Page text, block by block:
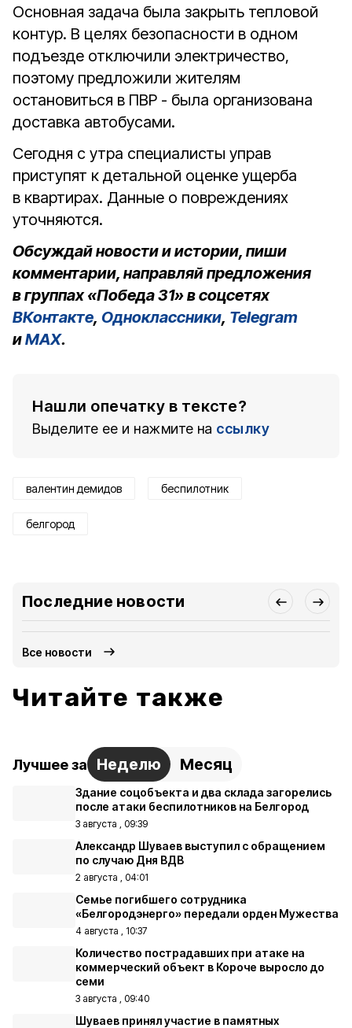
Основная задача была закрыть тепловой
контур. В целях безопасности в одном
подъезде отключили электричество,
поэтому предложили жителям
остановиться в ПВР - была организована
доставка автобусами.
Сегодня с утра специалисты управ
приступят к детальной оценке ущерба
в квартирах. Данные о повреждениях
уточняются.
Обсуждай новости и истории, пиши
комментарии, направляй предложения
в группах «Победа 31» в соцсетях
ВКонтакте, Одноклассники, Telegram
иMAX.
Нашли опечатку в тексте?
Выделите ее и нажмите на ссылку
валентин демидов беспилотник
белгород
Последние новости
Все новости
Читайте также
Лучшее за Неделю Месяц
Здание соцобъекта и два склада загорелись
после атаки беспилотников на Белгород
3 августа , 09:39
Александр Шуваев выступил с обращением
по случаю Дня ВДВ
2 августа , 04:01
Семье погибшего сотрудника
«Белгородэнерго» передали орден Мужества
4 августа , 10:37
Количество пострадавших при атаке на
коммерческий объект в Короче выросло до
семи
3 августа , 09:40
Шуваев принял участие в памятных